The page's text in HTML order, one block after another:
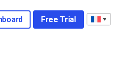
Free Trial